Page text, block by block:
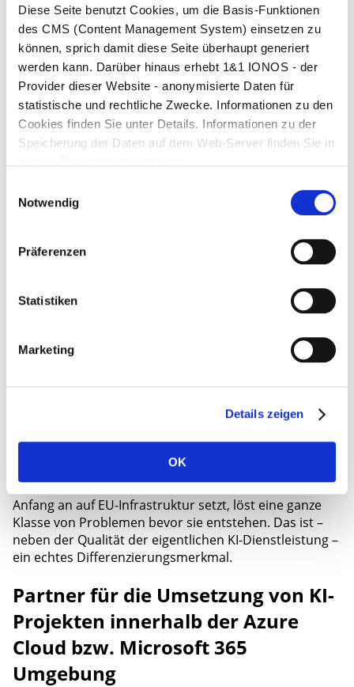
Diese Seite benutzt Cookies, um die Basis-Funktionen
des CMS (Content Management System) einsetzen zu
können, sprich damit diese Seite überhaupt generiert
werden kann. Darüber hinaus erhebt 1&1 IONOS - der
Provider dieser Website - anonymisierte Daten für
statistische und rechtliche Zwecke. Informationen zu den
Cookies finden Sie unter Details. Informationen zu der
Speicherung der Daten auf dem Web-Server finden Sie in
Notwendig
Präferenzen
Statistiken
Marketing
Details zeigen
OK
besonders die technische Tiefe und die
datenschutzrechtliche Verlässlichkeit der
Architekturentscheidungen.
logicc – Compliance-Intelligenz im
deutschsprachigen Raum
logicc adressiert einen Bereich, der in vielen
deutschsprachigen Rechtsraum zugeschnitten – und
AVV und behördlichen Vorgaben. Für
Datenschutzbeauftragte und Compliance-
generische US-amerikanische LLM-Dienste.
Rechenzentrum Hetzner Nürnberg
Fonio aus Österreich hat mich aus einem bestimmten
Infrastruktur im Rechenzentrum von Hetzner in
trivial. Wer Art. 46 DSGVO, Standardvertragsklauseln
und Drittlandrisiken kennt, weiß: Ein Anbieter, der von
Anfang an auf EU-Infrastruktur setzt, löst eine ganze
Klasse von Problemen bevor sie entstehen. Das ist –
neben der Qualität der eigentlichen KI-Dienstleistung –
ein echtes Differenzierungsmerkmal.
Partner für die Umsetzung von KI-
Projekten innerhalb der Azure
Cloud bzw. Microsoft 365
Umgebung